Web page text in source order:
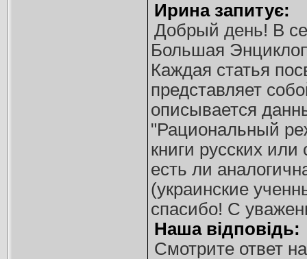
Ирина запитує:
Добрый день! В
Большая
Каждая статья
представляет
описывается
"Рациональный
книги русских
есть ли
(украинские
спасибо! С
Наша відповідь:
Смотрите ответ